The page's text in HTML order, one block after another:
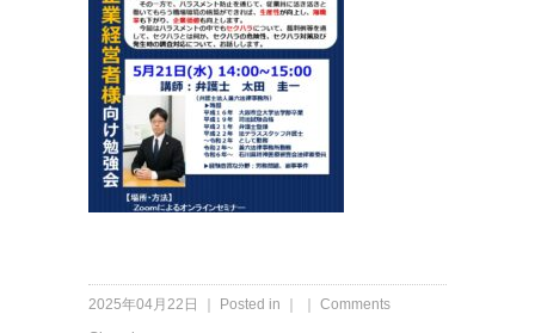
2025年04月22日 ｜ Posted in ｜ ｜ Comments